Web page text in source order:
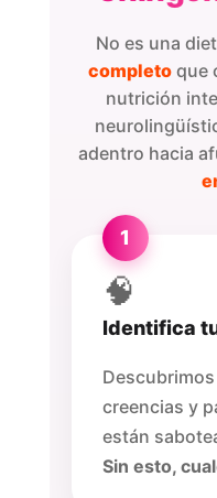
No es una
completo que
nutrición
adentro hacia
1
🧠
Identifica
creencias y
están
Sin esto,